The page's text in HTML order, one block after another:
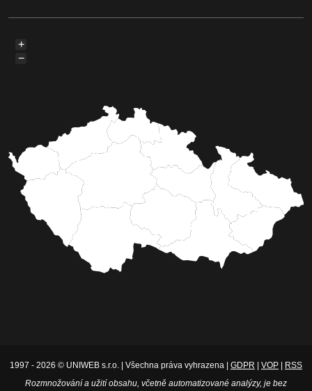
+
−
1997 - 2026 © UNIWEB s.r.o. | Všechna práva vyhrazena | GDPR VOP
RSS
Rozmnožování a užití obsahu, včetně automatizované analýzy, je bez